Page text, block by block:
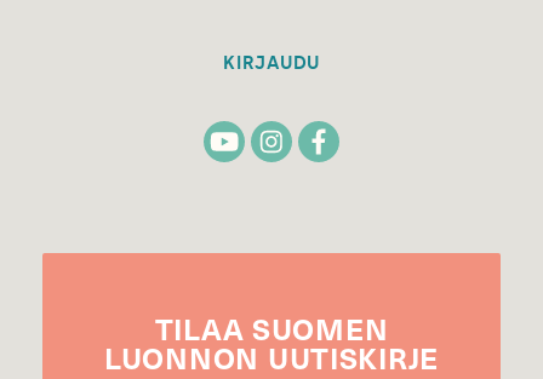
KIRJAUDU
TILAA SUOMEN
LUONNON UUTIS­KIRJE